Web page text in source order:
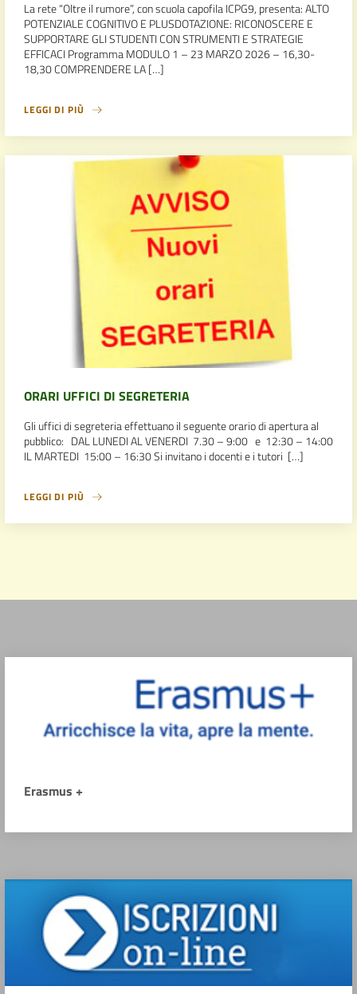
La rete “Oltre il rumore”, con scuola capofila ICPG9, presenta: ALTO
POTENZIALE COGNITIVO E PLUSDOTAZIONE: RICONOSCERE E
SUPPORTARE GLI STUDENTI CON STRUMENTI E STRATEGIE
EFFICACI Programma MODULO 1 – 23 MARZO 2026 – 16,30-
18,30 COMPRENDERE LA […]
LEGGI DI PIÙ
ORARI UFFICI DI SEGRETERIA
Gli uffici di segreteria effettuano il seguente orario di apertura al
pubblico: DAL LUNEDI AL VENERDI 7.30 – 9:00 e 12:30 – 14:00
IL MARTEDI 15:00 – 16:30 Si invitano i docenti e i tutori […]
LEGGI DI PIÙ
Erasmus +